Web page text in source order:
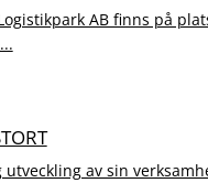
AB finns på
utveckling av sin